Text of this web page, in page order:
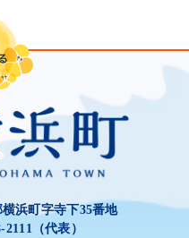
浜町字寺下35番地
（代表）